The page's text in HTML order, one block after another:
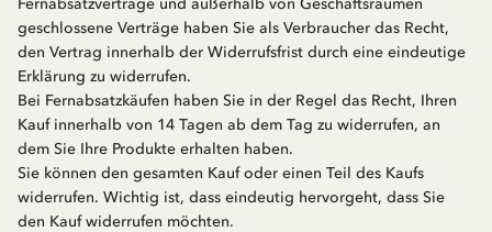
Fernabsatzverträge und außerhalb von Geschäftsräumen
geschlossene Verträge haben Sie als Verbraucher das Recht,
den Vertrag innerhalb der Widerrufsfrist durch eine eindeutige
Erklärung zu widerrufen.
Bei Fernabsatzkäufen haben Sie in der Regel das Recht, Ihren
Kauf innerhalb von 14 Tagen ab dem Tag zu widerrufen, an
dem Sie Ihre Produkte erhalten haben.
Sie können den gesamten Kauf oder einen Teil des Kaufs
widerrufen. Wichtig ist, dass eindeutig hervorgeht, dass Sie
den Kauf widerrufen möchten.